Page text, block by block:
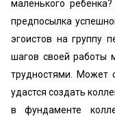
маленького
предпосылка
эгоистов на группу
шагов своей работы
трудностями. Может
удастся создать
в фундаменте